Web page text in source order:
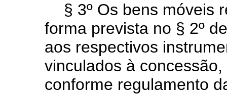
§ 3º Os bens móveis
forma prevista no § 2º
aos respectivos
vinculados à
conforme regulamento